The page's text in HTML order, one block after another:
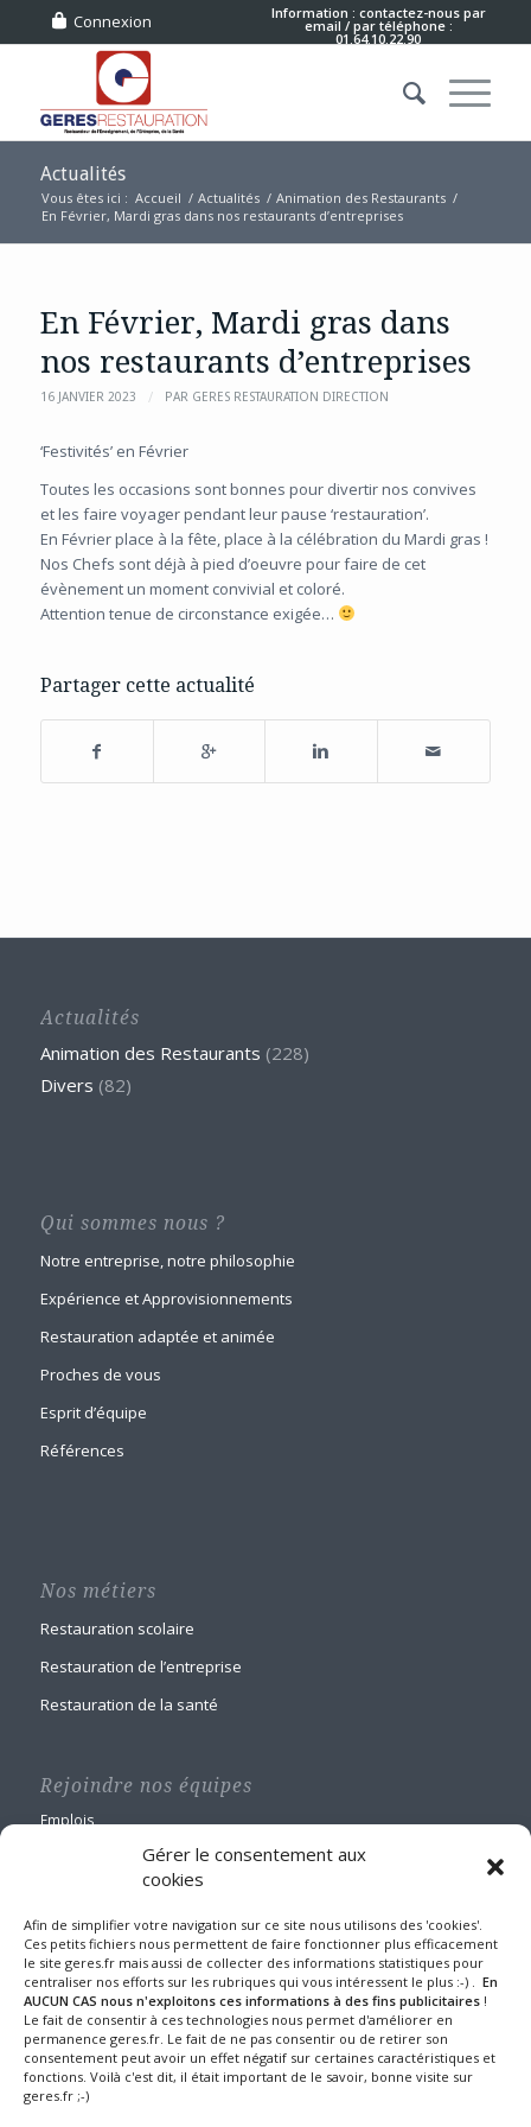
Gérer le consentement aux
cookies
Afin de simplifier votre navigation sur ce site nous utilisons des 'cookies'.
Ces petits fichiers nous permettent de faire fonctionner plus efficacement
le site geres.fr mais aussi de collecter des informations statistiques pour
centraliser nos efforts sur les rubriques qui vous intéressent le plus :-) . En
AUCUN CAS nous n'exploitons ces informations à des fins publicitaires !
Le fait de consentir à ces technologies nous permet d'améliorer en
permanence geres.fr. Le fait de ne pas consentir ou de retirer son
consentement peut avoir un effet négatif sur certaines caractéristiques et
fonctions. Voilà c'est dit, il était important de le savoir, bonne visite sur
geres.fr ;-)
Connexion Information : contactez-nous par
email / par téléphone :
01.64.10.22.90
Actualités
Vous êtes ici : Accueil / Actualités / Animation des Restaurants /
En Février, Mardi gras dans nos restaurants d’entreprises
En Février, Mardi gras dans
nos restaurants d’entreprises
16 JANVIER 2023 / PAR GERES RESTAURATION DIRECTION
‘Festivités’ en Février
Toutes les occasions sont bonnes pour divertir nos convives
et les faire voyager pendant leur pause ‘restauration’.
En Février place à la fête, place à la célébration du Mardi gras !
Nos Chefs sont déjà à pied d’oeuvre pour faire de cet
évènement un moment convivial et coloré.
Attention tenue de circonstance exigée…
Partager cette actualité
Actualités
Animation des Restaurants (228)
Divers (82)
Qui sommes nous ?
Notre entreprise, notre philosophie
Expérience et Approvisionnements
Restauration adaptée et animée
Proches de vous
Esprit d’équipe
Références
Nos métiers
Restauration scolaire
Restauration de l’entreprise
Restauration de la santé
Rejoindre nos équipes
Emplois
GERES Restauration
Maison Blanche
1 route de Nangis - BP 60588
77016 MELUN CEDEX
Tel : 01 64 10 22 90
Fax : 01 64 39 24 43